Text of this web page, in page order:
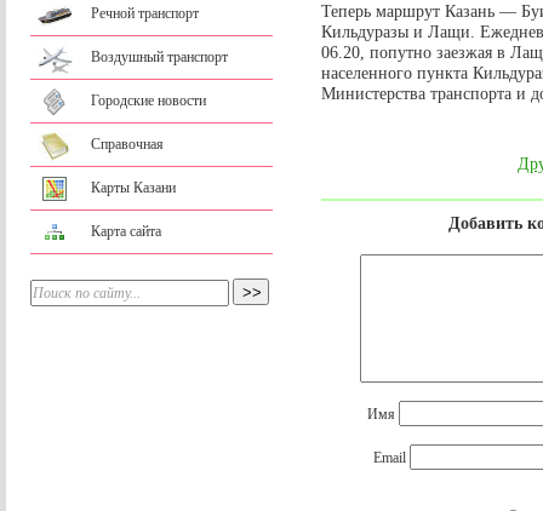
Речной транспорт
Воздушный транспорт
Городские новости
Справочная
Карты Казани
Карта сайта
Теперь маршрут Казань —
Кильдуразы и Лащи.
06.20, попутно заезжая в
населенного пункта
Министерства транспорта и
Добавить
Имя
Email